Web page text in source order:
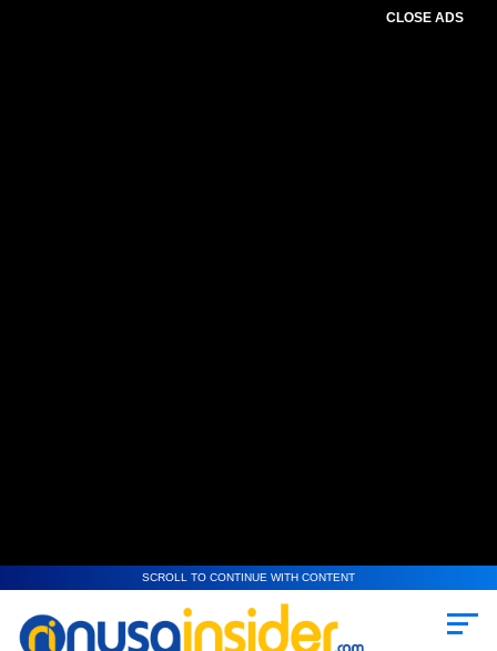
CLOSE ADS
SCROLL TO CONTINUE WITH CONTENT